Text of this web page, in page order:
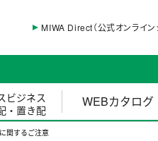
MIWA Direct（公式オンライン
ビジネス
・置き配
WEBカタログ
関するご注意